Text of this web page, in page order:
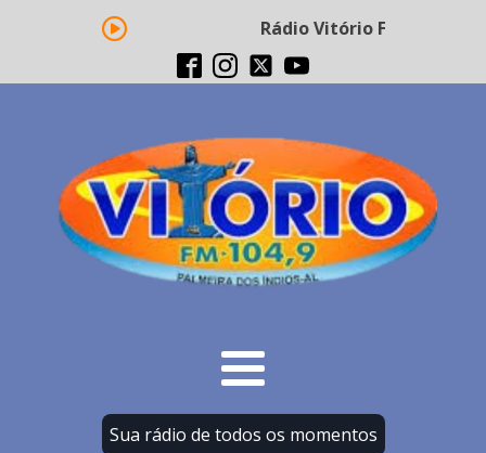
Rádio Vitório FM -
Sua rádio de todos os momentos